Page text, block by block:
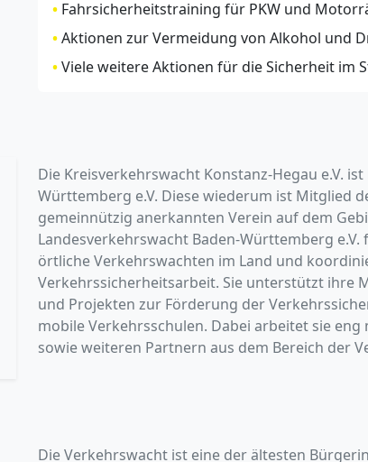
• Fahrsicherheitstraining für PKW und
•Aktionen zur Vermeidung von Alkohol und
•Viele weitere Aktionen für die Sicherheit im
Die Kreisverkehrswacht Konstanz-Hegau e.V.
Württemberg e.V. Diese wiederum ist Mitglied
gemeinnützig anerkannten Verein auf dem
Landesverkehrswacht Baden-Württemberg
örtliche Verkehrswachten im Land und
Verkehrssicherheitsarbeit. Sie unterstützt ihre
und Projekten zur Förderung der
mobile Verkehrsschulen. Dabei arbeitet sie
sowie weiteren Partnern aus dem Bereich der
Die Verkehrswacht ist eine der ältesten